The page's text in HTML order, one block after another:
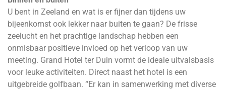
U bent in Zeeland en wat is er fijner dan tijdens uw
bijeenkomst ook lekker naar buiten te gaan? De frisse
zeelucht en het prachtige landschap hebben een
onmisbaar positieve invloed op het verloop van uw
meeting. Grand Hotel ter Duin vormt de ideale uitvalsbasis
voor leuke activiteiten. Direct naast het hotel is een
uitgebreide golfbaan. “Er kan in samenwerking met diverse